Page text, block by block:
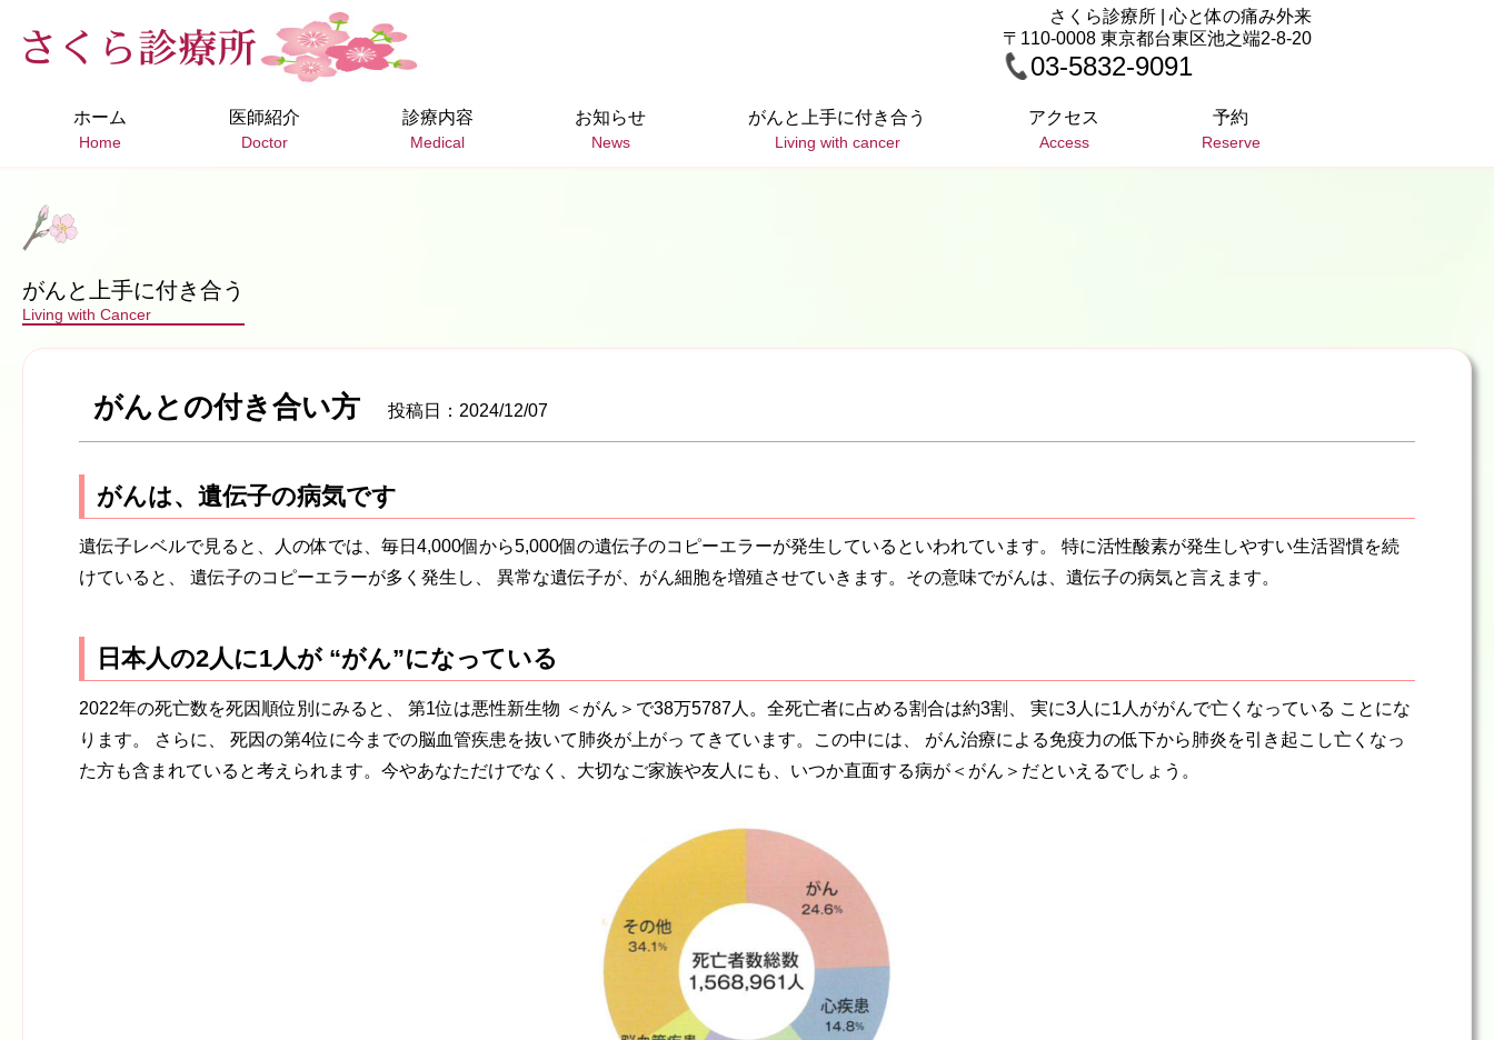
さくら診療所 | 心と体の痛み外来
〒110-0008 東京都台東区池之端2-8-20
03-5832-9091
ホーム
Home
医師紹介
Doctor
診療内容
Medical
お知らせ
News
がんと上手に付き合う
Living with cancer
アクセス
Access
予約
Reserve
がんと上手に付き合う
Living with Cancer
がんとの付き合い方 投稿日：2024/12/07
がんは、遺伝子の病気です
遺伝子レベルで見ると、人の体では、毎日4,000個から5,000個の遺伝子のコピーエラーが発生しているといわれています。 特に活性酸素が発生しやすい生活習慣を続
けていると、 遺伝子のコピーエラーが多く発生し、 異常な遺伝子が、がん細胞を増殖させていきます。その意味でがんは、遺伝子の病気と言えます。
日本人の2人に1人が “がん”になっている
2022年の死亡数を死因順位別にみると、 第1位は悪性新生物 ＜がん＞で38万5787人。全死亡者に占める割合は約3割、 実に3人に1人ががんで亡くなっている ことにな
ります。 さらに、 死因の第4位に今までの脳血管疾患を抜いて肺炎が上がっ てきています。この中には、 がん治療による免疫力の低下から肺炎を引き起こし亡くなっ
た方も含まれていると考えられます。今やあなただけでなく、大切なご家族や友人にも、いつか直面する病が＜がん＞だといえるでしょう。